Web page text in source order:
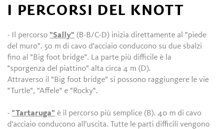
I PERCORSI DEL KNOTT
- Il percorso"Sally" (B-B/C-D) inizia direttamente al "piede
del muro". 50 m di cavo d'acciaio conducono su due sbalzi
fino al "Big foot bridge". La parte più difficile è la
"sporgenza del piattino" alta circa 4 m (D).
Attraverso il "Big foot bridge" si possono raggiungere le vie
"Turtle", "Affele" e "Rocky".
-"Tartaruga" è il percorso più semplice (B). 40 m di cavo
d'acciaio conducono all'uscita. Tutte le parti difficili vengono